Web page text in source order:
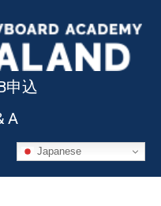
申込
A
Japanese